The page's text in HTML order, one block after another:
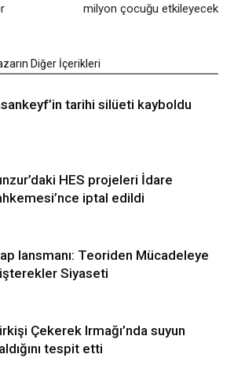
milyon çocuğu etkileyecek
Diğer İçerikleri
tarihi silüeti kayboldu
HES projeleri İdare
iptal edildi
lansmanı: Teoriden Mücadeleye
Siyaseti
Çekerek Irmağı’nda suyun
tespit etti